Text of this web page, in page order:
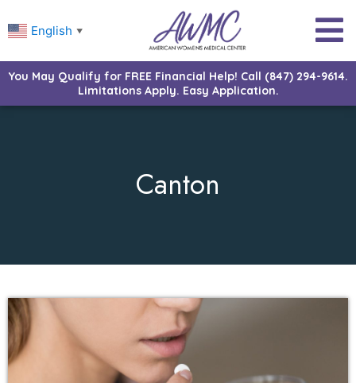
English ▼
You May Qualify for FREE Financial Help! Call (847) 294-9614.
Limitations Apply. Easy Application.
Canton